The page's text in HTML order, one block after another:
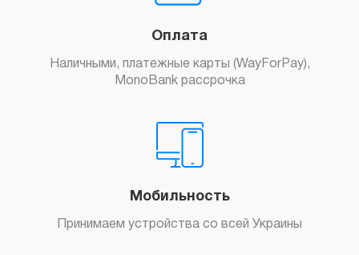
Оплата
Наличными, платежные карты (WayForPay),
MonoBank рассрочка
Мобильность
Принимаем устройства со всей Украины